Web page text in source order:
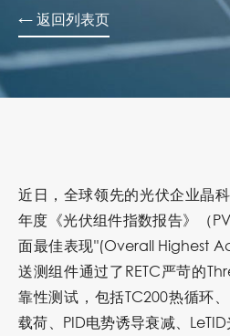
← 返回列表页
近日，全球领先的光伏企业晶
年度《光伏组件指数报告》（
面最佳表现"(Overall Highest
送测组件通过了RETC严苛的
靠性测试，包括TC200热循环
载荷、PID电势诱导衰减、